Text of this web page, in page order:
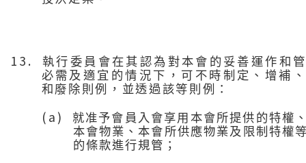
13.
執行委員會在其認為對本會的妥善運作和
必需及適宜的情況下，可不時制定、增補
和廢除則例，並透過該等則例：
(a)
就准予會員入會享用本會所提供的特權
本會物業、本會所供應物業及限制特權
的條款進行規管；